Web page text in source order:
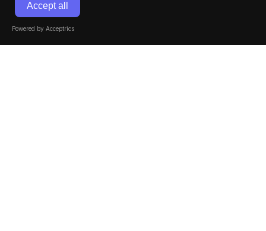
Accept all
Powered by Acceptrics